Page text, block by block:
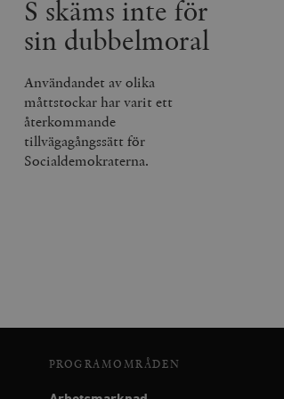
S skäms inte för
sin dubbelmoral
Användandet av olika
måttstockar har varit ett
återkommande
tillvägagångssätt för
Socialdemokraterna.
PROGRAMOMRÅDEN